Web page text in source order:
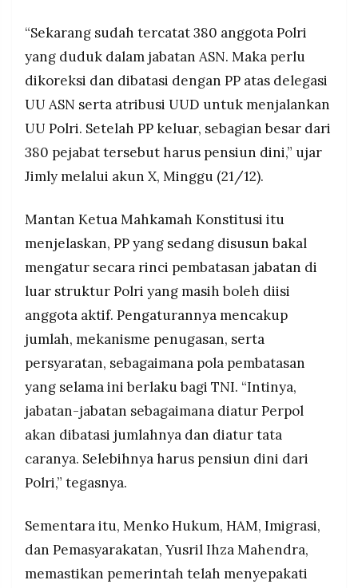
“Sekarang sudah tercatat 380 anggota Polri
yang duduk dalam jabatan ASN. Maka perlu
dikoreksi dan dibatasi dengan PP atas delegasi
UU ASN serta atribusi UUD untuk menjalankan
UU Polri. Setelah PP keluar, sebagian besar dari
380 pejabat tersebut harus pensiun dini,” ujar
Jimly melalui akun X, Minggu (21/12).
Mantan Ketua Mahkamah Konstitusi itu
menjelaskan, PP yang sedang disusun bakal
mengatur secara rinci pembatasan jabatan di
luar struktur Polri yang masih boleh diisi
anggota aktif. Pengaturannya mencakup
jumlah, mekanisme penugasan, serta
persyaratan, sebagaimana pola pembatasan
yang selama ini berlaku bagi TNI. “Intinya,
jabatan-jabatan sebagaimana diatur Perpol
akan dibatasi jumlahnya dan diatur tata
caranya. Selebihnya harus pensiun dini dari
Polri,” tegasnya.
Sementara itu, Menko Hukum, HAM, Imigrasi,
dan Pemasyarakatan, Yusril Ihza Mahendra,
memastikan pemerintah telah menyepakati